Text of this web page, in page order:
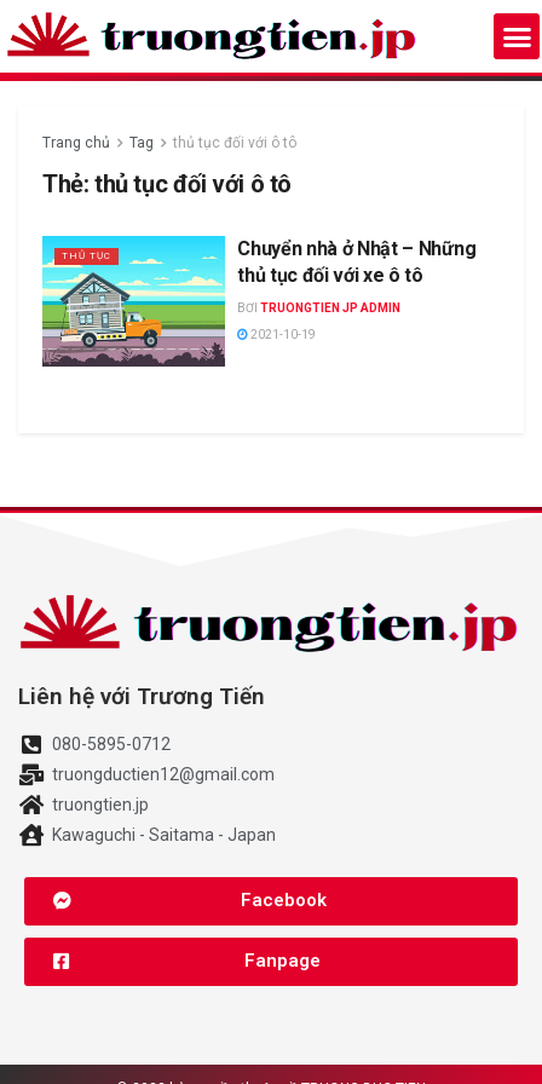
Trang chủ Tag thủ tục đối với ô tô
Thẻ:thủ tục đối với ô tô
THỦ TỤC
Chuyển nhà ở Nhật – Những
thủ tục đối với xe ô tô
BƠI TRUONGTIEN JP ADMIN
2021-10-19
Liên hệ với Trương Tiến
080-5895-0712
truongductien12@gmail.com
truongtien.jp
Kawaguchi - Saitama - Japan
Facebook
Fanpage